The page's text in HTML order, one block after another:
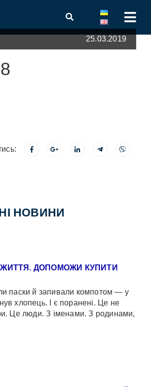
25.03.2019
НОВИНИ
ЖИТТЯ. ДОПОМОЖИ КУПИТИ
паски й запивали компотом — у
хлопець. І є поранені. Це не
Це люди. З іменами. З родинами,